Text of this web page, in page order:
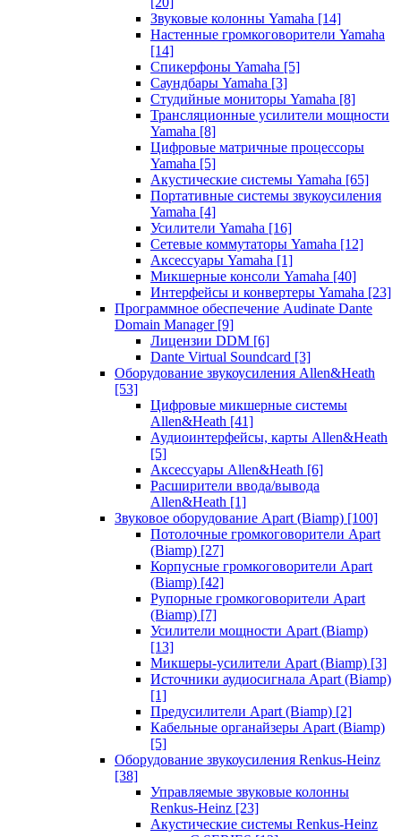
Звуковые колонны Yamaha [14]
Настенные громкоговорители Yamaha
[14]
Спикерфоны Yamaha [5]
Саундбары Yamaha [3]
Студийные мониторы Yamaha [8]
Трансляционные усилители мощности
Yamaha [8]
Цифровые матричные процессоры
Yamaha [5]
Акустические системы Yamaha [65]
Портативные системы звукоусиления
Yamaha [4]
Усилители Yamaha [16]
Сетевые коммутаторы Yamaha [12]
Аксессуары Yamaha [1]
Микшерные консоли Yamaha [40]
Интерфейсы и конвертеры Yamaha [23]
Программное обеспечение Audinate Dante
Domain Manager [9]
Лицензии DDM [6]
Dante Virtual Soundcard [3]
Оборудование звукоусиления Allen&Heath
[53]
Цифровые микшерные системы
Allen&Heath [41]
Аудиоинтерфейсы, карты Allen&Heath
[5]
Аксессуары Allen&Heath [6]
Расширители ввода/вывода
Allen&Heath [1]
Звуковое оборудование Apart (Biamp) [100]
Потолочные громкоговорители Apart
(Biamp) [27]
Корпусные громкоговорители Apart
(Biamp) [42]
Рупорные громкоговорители Apart
(Biamp) [7]
Усилители мощности Apart (Biamp)
[13]
Микшеры-усилители Apart (Biamp) [3]
Источники аудиосигнала Apart (Biamp)
[1]
Предусилители Apart (Biamp) [2]
Кабельные органайзеры Apart (Biamp)
[5]
Оборудование звукоусиления Renkus-Heinz
[38]
Управляемые звуковые колонны
Renkus-Heinz [23]
Акустические системы Renkus-Heinz